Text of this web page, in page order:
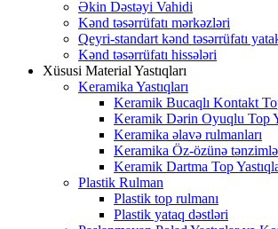
Əkin Dəstəyi Vahidi
Kənd təsərrüfatı mərkəzləri
Qeyri-standart kənd təsərrüfatı
Kənd təsərrüfatı hissələri
Xüsusi Material Yastıqları
Keramika Yastıqları
Keramik Bucaqlı Kontakt
Keramik Dərin Oyuqlu Top
Keramika əlavə rulmanları
Keramika Öz-özünə
Keramik Dartma Top
Plastik Rulman
Plastik top rulmanı
Plastik yataq dəstləri